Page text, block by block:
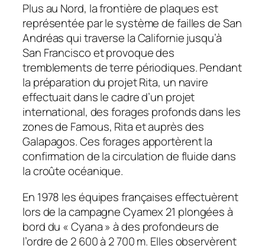
Plus au Nord, la frontière de plaques est
représentée par le système de failles de San
Andréas qui traverse la Californie jusqu’à
San Francisco et provoque des
tremblements de terre périodiques. Pendant
la préparation du projet Rita, un navire
effectuait dans le cadre d’un projet
international, des forages profonds dans les
zones de Famous, Rita et auprès des
Galapagos. Ces forages apportèrent la
confirmation de la circulation de fluide dans
la croûte océanique.
En 1978 les équipes françaises effectuèrent
lors de la campagne Cyamex 21 plongées à
bord du « Cyana » à des profondeurs de
l’ordre de 2 600 à 2 700 m. Elles observèrent